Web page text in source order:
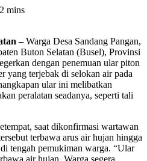
2 mins
–Warga Desa Sandang Pangan,
Buton Selatan (Busel), Provinsi
dengan penemuan ular piton
yang terjebak di selokan air pada
ular ini melibatkan
peralatan seadanya, seperti tali
saat dikonfirmasi wartawan
terbawa arus air hujan hingga
tengah pemukiman warga. “Ular
air hujan. Warga segera